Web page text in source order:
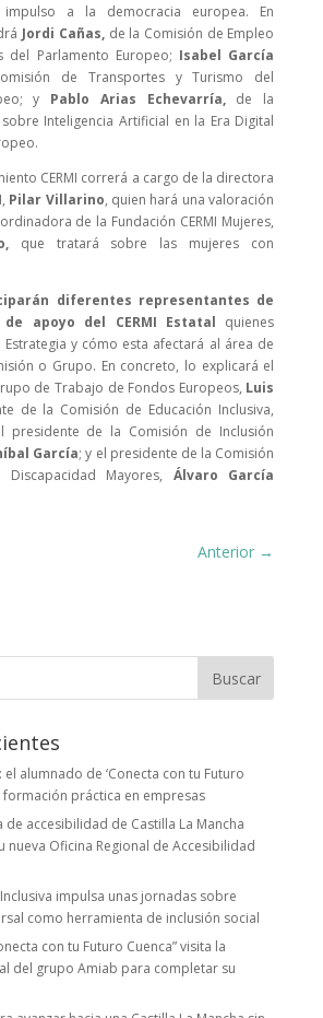
a la democracia europea. En
Jordi Cañas,de la Comisión de Empleo
del Parlamento Europeo; Isabel García
de Transportes y Turismo del
y Pablo Arias Echevarría,de la
Inteligencia Artificial en la Era Digital
CERMI correrá a cargo de la directora
Pilar Villarino, quien hará una valoración
de la Fundación CERMI Mujeres,
que tratará sobre las mujeres con
diferentes representantes de
apoyo del CERMI Estatal quienes
y cómo esta afectará al área de
o Grupo. En concreto, lo explicará el
de Trabajo de Fondos Europeos, Luis
de la Comisión de Educación Inclusiva,
presidente de la Comisión de Inclusión
García; y el presidente de la Comisión
Mayores, Álvaro García
Anterior
alumnado de ‘Conecta con tu Futuro
formación práctica en empresas
accesibilidad de Castilla La Mancha
nueva Oficina Regional de Accesibilidad
impulsa unas jornadas sobre
como herramienta de inclusión social
con tu Futuro Cuenca” visita la
del grupo Amiab para completar su